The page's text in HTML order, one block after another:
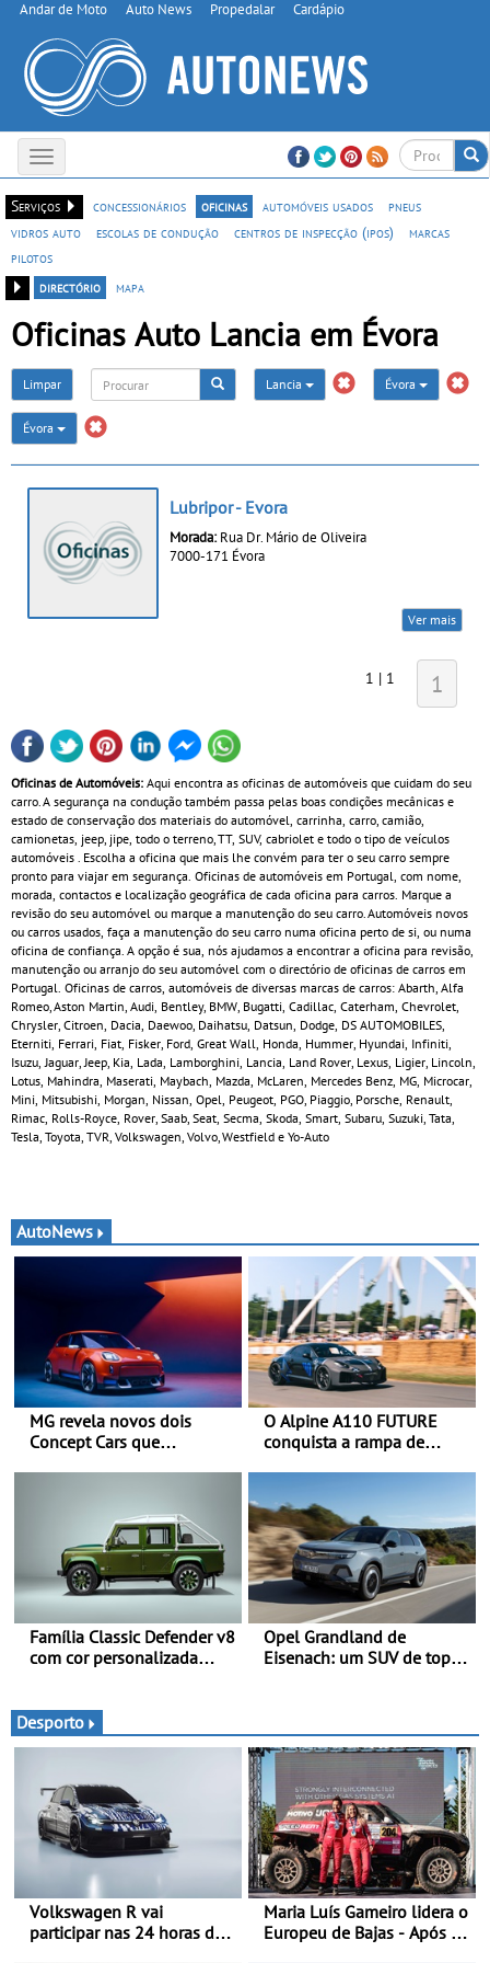
Andar de Moto Auto News Propedalar Cardápio
Toggle
navigation
Serviços
concessionários oficinas automóveis usados
pneus
vidros auto
escolas de condução centros de inspecção (ipos)
marcas
pilotos
directório
mapa
Oficinas Auto Lancia em Évora
Limpar Lancia Évora
Évora
Lubripor - Evora
Morada: Rua Dr. Mário de Oliveira
7000-171 Évora
Ver mais
1 | 1 1
Oficinas de Automóveis: Aqui encontra as oficinas de automóveis que cuidam do seu
carro. A segurança na condução também passa pelas boas condições mecânicas e
estado de conservação dos materiais do automóvel, carrinha, carro, camião,
camionetas, jeep, jipe, todo o terreno, TT, SUV, cabriolet e todo o tipo de veículos
automóveis . Escolha a oficina que mais lhe convém para ter o seu carro sempre
pronto para viajar em segurança. Oficinas de automóveis em Portugal, com nome,
morada, contactos e localização geográfica de cada oficina para carros. Marque a
revisão do seu automóvel ou marque a manutenção do seu carro. Automóveis novos
ou carros usados, faça a manutenção do seu carro numa oficina perto de si, ou numa
oficina de confiança. A opção é sua, nós ajudamos a encontrar a oficina para revisão,
manutenção ou arranjo do seu automóvel com o directório de oficinas de carros em
Portugal. Oficinas de carros, automóveis de diversas marcas de carros: Abarth, Alfa
Romeo, Aston Martin, Audi, Bentley, BMW, Bugatti, Cadillac, Caterham, Chevrolet,
Chrysler, Citroen, Dacia, Daewoo, Daihatsu, Datsun, Dodge, DS AUTOMOBILES,
Eterniti, Ferrari, Fiat, Fisker, Ford, Great Wall, Honda, Hummer, Hyundai, Infiniti,
Isuzu, Jaguar, Jeep, Kia, Lada, Lamborghini, Lancia, Land Rover, Lexus, Ligier, Lincoln,
Lotus, Mahindra, Maserati, Maybach, Mazda, McLaren, Mercedes Benz, MG, Microcar,
Mini, Mitsubishi, Morgan, Nissan, Opel, Peugeot, PGO, Piaggio, Porsche, Renault,
Rimac, Rolls-Royce, Rover, Saab, Seat, Secma, Skoda, Smart, Subaru, Suzuki, Tata,
Tesla, Toyota, TVR, Volkswagen, Volvo, Westfield e Yo-Auto
AutoNews
MG revela novos dois
Concept Cars que
Festival of Speed 2026
O Alpine A110 FUTURE
conquista a rampa de
O protótipo de
desenvolvimento do Alpine
A110 FUTURE fez a sua
estreia dinâmica, em
público
Família Classic Defender v8
com cor personalizada
Opel Grandland de
Eisenach: um SUV de topo
Desporto
Volkswagen R vai
participar nas 24 horas de
Maria Luís Gameiro lidera o
Europeu de Bajas - Após a